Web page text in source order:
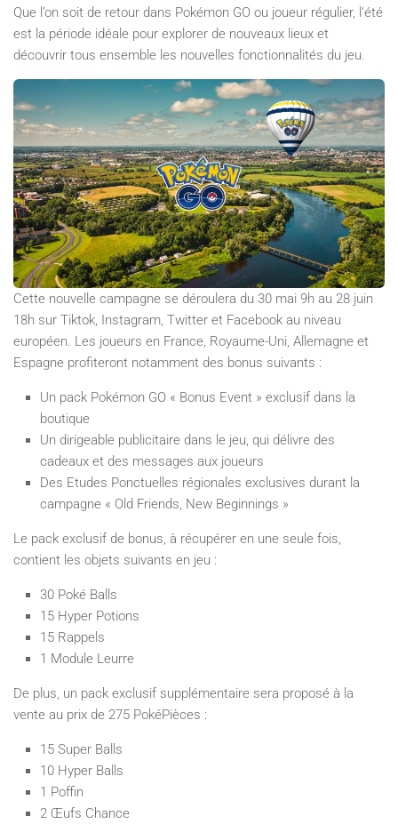
Que l’on soit de retour dans Pokémon GO ou joueur régulier, l’été
est la période idéale pour explorer de nouveaux lieux et
découvrir tous ensemble les nouvelles fonctionnalités du jeu.
Cette nouvelle campagne se déroulera du 30 mai 9h au 28 juin
18h sur Tiktok, Instagram, Twitter et Facebook au niveau
européen. Les joueurs en France, Royaume-Uni, Allemagne et
Espagne profiteront notamment des bonus suivants :
Un pack Pokémon GO « Bonus Event » exclusif dans la
boutique
Un dirigeable publicitaire dans le jeu, qui délivre des
cadeaux et des messages aux joueurs
Des Etudes Ponctuelles régionales exclusives durant la
campagne « Old Friends, New Beginnings »
Le pack exclusif de bonus, à récupérer en une seule fois,
contient les objets suivants en jeu :
30 Poké Balls
15 Hyper Potions
15 Rappels
1 Module Leurre
De plus, un pack exclusif supplémentaire sera proposé à la
vente au prix de 275 PokéPièces :
15 Super Balls
10 Hyper Balls
1 Poffin
2 Œufs Chance